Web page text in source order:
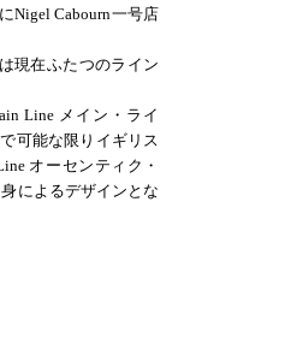
Nigel Cabourn一号店
現在ふたつのライン
Line メイン・ライ
可能な限りイギリス
オーセンティク・
によるデザインとな